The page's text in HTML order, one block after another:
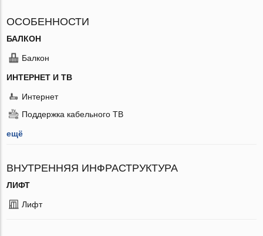
ОСОБЕННОСТИ
БАЛКОН
Балкон
ИНТЕРНЕТ И ТВ
Интернет
Поддержка кабельного ТВ
ещё
ВНУТРЕННЯЯ ИНФРАСТРУКТУРА
ЛИФТ
Лифт